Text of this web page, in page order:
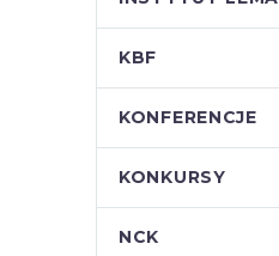
KBF
KONFERENCJE
KONKURSY
NCK